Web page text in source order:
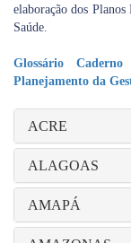
elaboração dos
Saúde.
Glossário
Planejamento da
ACRE
ALAGOAS
AMAPÁ